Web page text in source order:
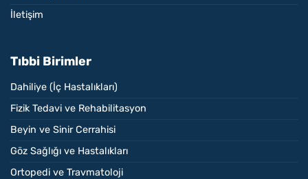
İletişim
Tıbbi Birimler
Dahiliye (İç Hastalıkları)
Fizik Tedavi ve Rehabilitasyon
Beyin ve Sinir Cerrahisi
Göz Sağlığı ve Hastalıkları
Ortopedi ve Travmatoloji